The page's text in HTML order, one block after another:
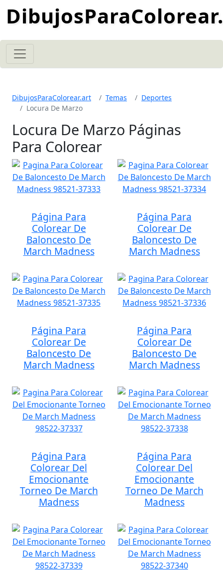
DibujosParaColorear.art Temas
Deportes
Locura De Marzo
Locura De Marzo Páginas
Para Colorear
Página Para
Colorear De
Baloncesto De
March Madness
Página Para
Colorear De
Baloncesto De
March Madness
Página Para
Colorear De
Baloncesto De
March Madness
Página Para
Colorear De
Baloncesto De
March Madness
Página Para
Colorear Del
Emocionante
Torneo De March
Madness
Página Para
Colorear Del
Emocionante
Torneo De March
Madness